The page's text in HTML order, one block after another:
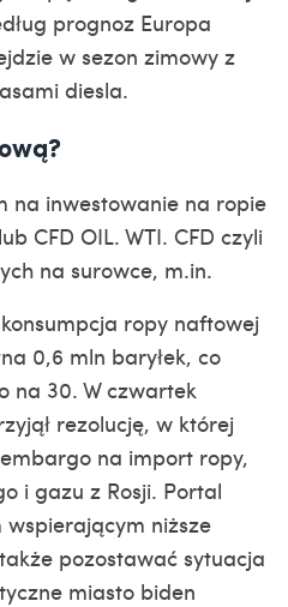
prognoz Europa
w sezon zimowy z
diesla.
na inwestowanie na ropie
CFD OIL. WTI. CFD czyli
na surowce, m.in.
ropy naftowej
0,6 mln baryłek, co
na 30. W czwartek
rezolucję, w której
na import ropy,
i gazu z Rosji. Portal
niższe
pozostawać sytuacja
miasto biden